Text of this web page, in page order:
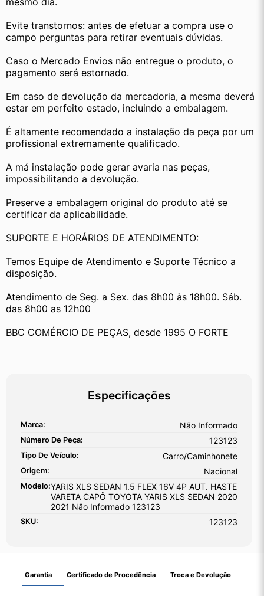
Evite transtornos: antes de efetuar a compra use o
campo perguntas para retirar eventuais dúvidas.
Caso o Mercado Envios não entregue o produto, o
pagamento será estornado.
Em caso de devolução da mercadoria, a mesma deverá
estar em perfeito estado, incluindo a embalagem.
É altamente recomendado a instalação da peça por um
profissional extremamente qualificado.
A má instalação pode gerar avaria nas peças,
impossibilitando a devolução.
Preserve a embalagem original do produto até se
certificar da aplicabilidade.
SUPORTE E HORÁRIOS DE ATENDIMENTO:
Temos Equipe de Atendimento e Suporte Técnico a
disposição.
Atendimento de Seg. a Sex. das 8h00 às 18h00. Sáb.
das 8h00 as 12h00
BBC COMÉRCIO DE PEÇAS, desde 1995 O FORTE
Especificações
Marca: Não Informado
Número De Peça: 123123
Tipo De Veículo: Carro/Caminhonete
Origem: Nacional
Modelo:YARIS XLS SEDAN 1.5 FLEX 16V 4P AUT. HASTE
VARETA CAPÔ TOYOTA YARIS XLS SEDAN 2020
2021 Não Informado 123123
SKU: 123123
Garantia Certificado de Procedência Troca e Devolução